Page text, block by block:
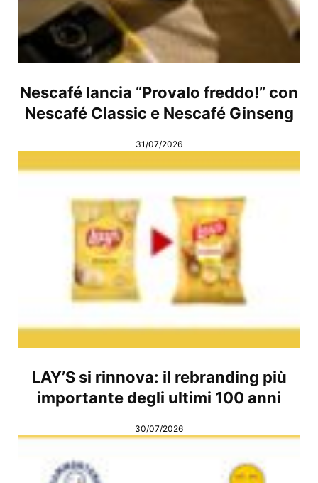
Nescafé lancia “Provalo freddo!” con
Nescafé Classic e Nescafé Ginseng
31/07/2026
LAY’S si rinnova: il rebranding più
importante degli ultimi 100 anni
30/07/2026